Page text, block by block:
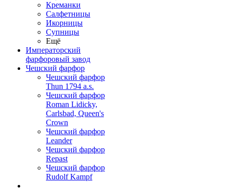
Креманки
Салфетницы
Икорницы
Супницы
Ещё
Императорский
фарфоровый завод
Чешский фарфор
Чешский фарфор
Thun 1794 a.s.
Чешский фарфор
Roman Lidicky,
Carlsbad, Queen's
Crown
Чешский фарфор
Leander
Чешский фарфор
Repast
Чешский фарфор
Rudolf Kampf